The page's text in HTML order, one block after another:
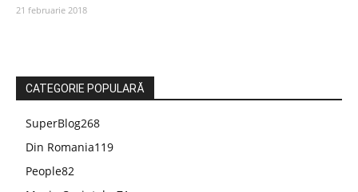
21 februarie 2018
CATEGORIE POPULARĂ
SuperBlog268
Din Romania119
People82